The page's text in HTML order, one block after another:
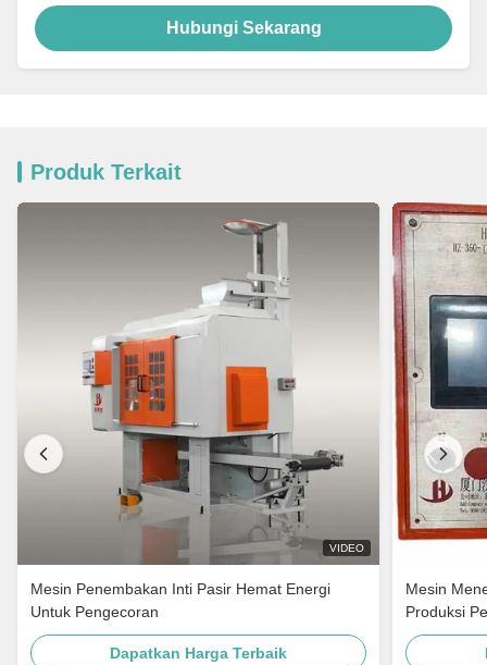
Hubungi Sekarang
Produk Terkait
VIDEO
Mesin Penembakan Inti Pasir Hemat Energi
Untuk Pengecoran
Dapatkan Harga Terbaik
Mesin
Produksi